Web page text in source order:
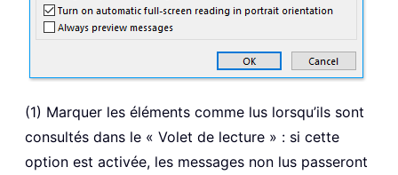
(1) Marquer les éléments comme lus lorsqu’ils sont
consultés dans le « Volet de lecture » : si cette
option est activée, les messages non lus passeront